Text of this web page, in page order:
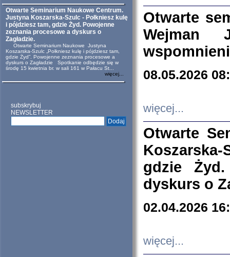
Otwarte Seminarium Naukowe Centrum.
Justyna Koszarska-Szulc - Połkniesz kulę
i pójdziesz tam, gdzie Żyd. Powojenne
zeznania procesowe a dyskurs o
Zagładzie.
Otwarte Seminarium Naukowe Justyna
Koszarska-Szulc „Połkniesz kulę i pójdziesz tam,
gdzie Żyd”. Powojenne zeznania procesowe a
dyskurs o Zagładzie Spotkanie odbędzie się w
środę 15 kwietnia br. w sali 161 w Pałacu St...
więcej...
subskrybuj
NEWSLETTER
Otwarte
Wejman
08.05.2026
więcej...
Otwarte
Koszarska-
gdzie
dyskurs o
02.04.2026
więcej...